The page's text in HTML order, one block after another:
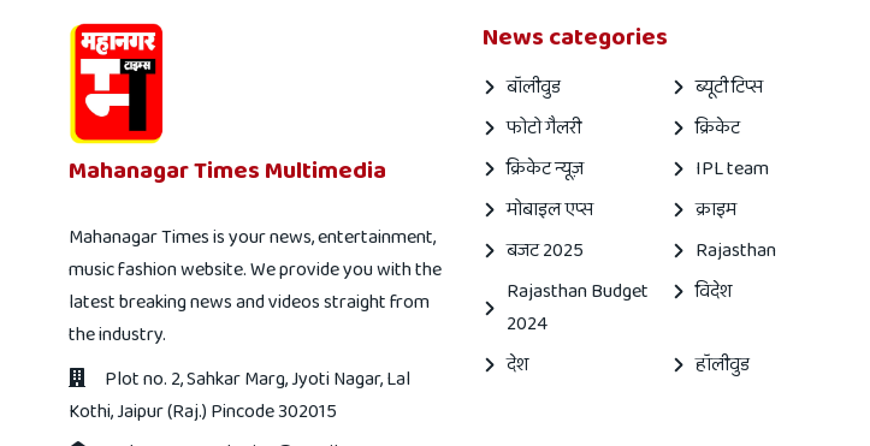
Mahanagar Times Multimedia
Mahanagar Times is your news, entertainment,
music fashion website. We provide you with the
latest breaking news and videos straight from
the industry.
Plot no. 2, Sahkar Marg, Jyoti Nagar, Lal
Kothi, Jaipur (Raj.) Pincode 302015
News categories
बॉलीवुड
ब्यूटी टिप्स
फोटो गैलरी
क्रिकेट
क्रिकेट न्यूज़
IPL team
मोबाइल एप्स
क्राइम
बजट 2025
Rajasthan
Rajasthan Budget
2024
विदेश
देश हॉलीवुड